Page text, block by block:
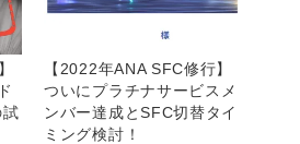
【2022年ANA SFC修行】
ついにプラチナサービスメ
ンバー達成とSFC切替タイ
ミング検討！